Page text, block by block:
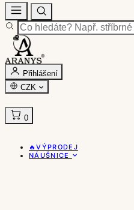
Přihlášení
CZK
0
🔥VÝPRODEJ
NÁUŠNICE